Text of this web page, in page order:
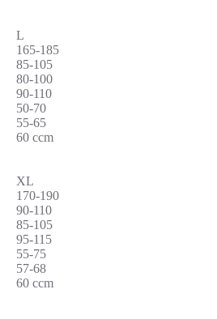
L
165-185
85-105
80-100
90-110
50-70
55-65
60 ccm
XL
170-190
90-110
85-105
95-115
55-75
57-68
60 ccm